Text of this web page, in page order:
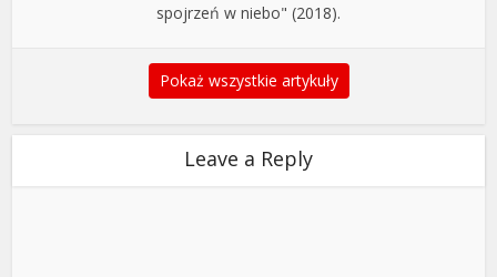
spojrzeń w niebo" (2018).
Pokaż wszystkie artykuły
Leave a Reply